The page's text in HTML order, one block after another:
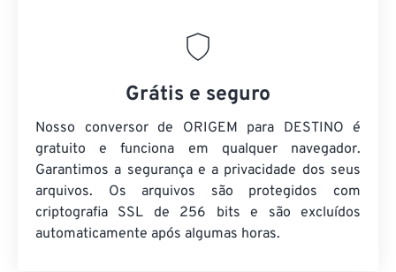
Grátis e seguro
Nosso conversor de ORIGEM para DESTINO é
gratuito e funciona em qualquer navegador.
Garantimos a segurança e a privacidade dos seus
arquivos. Os arquivos são protegidos com
criptografia SSL de 256 bits e são excluídos
automaticamente após algumas horas.